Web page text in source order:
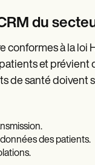
du
conformes à la
et
de santé
des patients.